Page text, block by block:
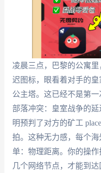
凌晨三点，巴黎的公寓
迟图标，眼看着对手的
公主塔。这已经不是第
部落冲突：皇室战争的
明预判了对方的矿工
拍。这种无力感，每个
单：物理距离。你的操
几个网络节点，才能到